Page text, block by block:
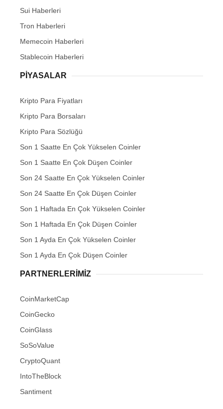
Sui Haberleri
Tron Haberleri
Memecoin Haberleri
Stablecoin Haberleri
PIYASALAR
Kripto Para Fiyatları
Kripto Para Borsaları
Kripto Para Sözlüğü
Son 1 Saatte En Çok Yükselen Coinler
Son 1 Saatte En Çok Düşen Coinler
Son 24 Saatte En Çok Yükselen Coinler
Son 24 Saatte En Çok Düşen Coinler
Son 1 Haftada En Çok Yükselen Coinler
Son 1 Haftada En Çok Düşen Coinler
Son 1 Ayda En Çok Yükselen Coinler
Son 1 Ayda En Çok Düşen Coinler
PARTNERLERIMIZ
CoinMarketCap
CoinGecko
CoinGlass
SoSoValue
CryptoQuant
IntoTheBlock
Santiment